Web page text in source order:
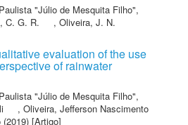
"Júlio de Mesquita Filho",
C. G. R. , Oliveira, J. N.
evaluation of the use
of rainwater
"Júlio de Mesquita Filho",
, Oliveira, Jefferson Nascimento
(2019) [Artigo]